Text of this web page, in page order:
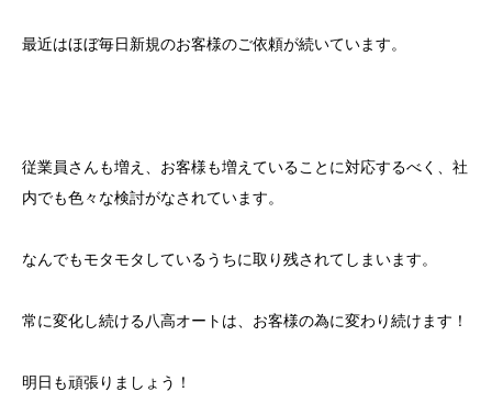
最近はほぼ毎日新規のお客様のご依頼が続いています。
従業員さんも増え、お客様も増えていることに対応するべく、社
内でも色々な検討がなされています。
なんでもモタモタしているうちに取り残されてしまいます。
常に変化し続ける八高オートは、お客様の為に変わり続けます！
明日も頑張りましょう！